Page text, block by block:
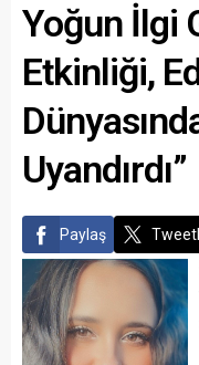
Yoğun İlgi
Etkinliği,
Uyandırdı”
Paylaş